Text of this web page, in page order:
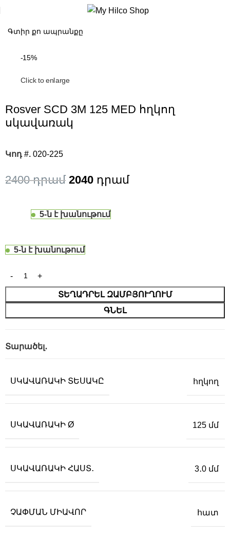
-15%
Click to enlarge
Rosver SCD 3M 125 MED հղկող
սկավառակ
Կոդ #. 020-225
2400 2040
5-ն է խանութում
5-ն է խանութում
ՏԵՂԱԴՐԵԼ ԶԱՄԲՅՈՒՂՈՒՄ
ԳՆԵԼ
Տարածել․
ՍԿԱՎԱՌԱԿԻ ՏԵՍԱԿԸ հղկող
ՍԿԱՎԱՌԱԿԻ Ø 125 մմ
ՍԿԱՎԱՌԱԿԻ ՀԱՍՏ․ 3․0 մմ
ՉԱՓՄԱՆ ՄԻԱՎՈՐ հատ